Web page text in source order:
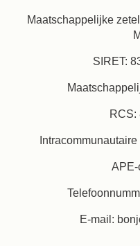
Maatschappelijke
SIRET:
RCS:
APE-
E-mail: